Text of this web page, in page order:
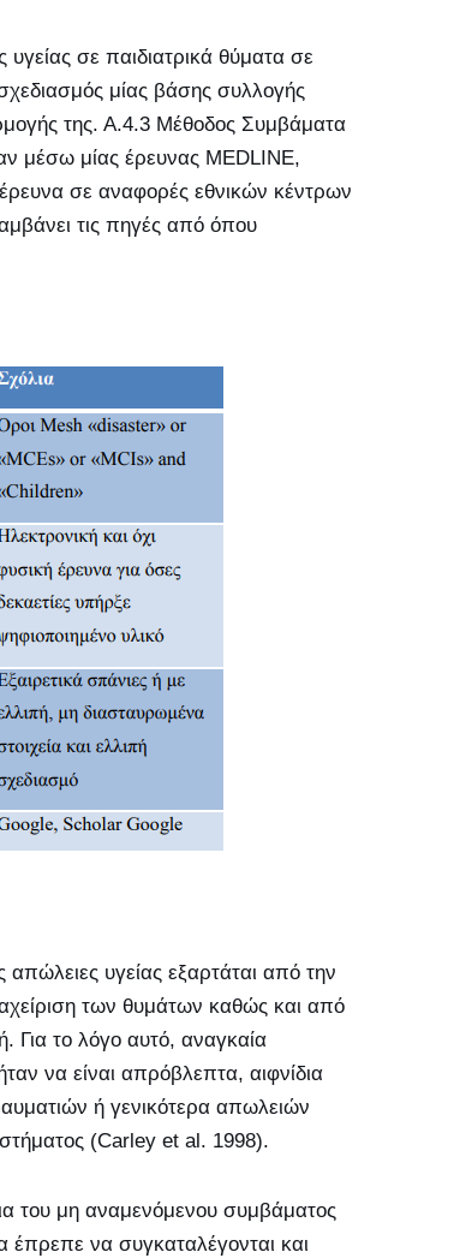
σε παιδιατρικά θύματα σε
μίας βάσης συλλογής
της. Α.4.3 Μέθοδος Συμβάματα
μέσω μίας έρευνας MEDLINE,
σε αναφορές εθνικών κέντρων
τις πηγές από όπου
απώλειες υγείας εξαρτάται από την
των θυμάτων καθώς και από
Για το λόγο αυτό, αναγκαία
να είναι απρόβλεπτα, αιφνίδια
ή γενικότερα απωλειών
(Carley et al. 1998).
του μη αναμενόμενου συμβάματος
να συγκαταλέγονται και